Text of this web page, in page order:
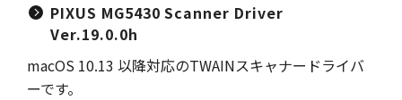
PIXUS MG5430 Scanner Driver
Ver.19.0.0h
macOS 10.13 以降対応のTWAINスキャナードライバ
ーです。